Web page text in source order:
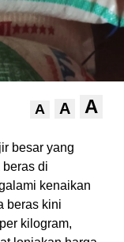
A A A
besar yang
di
kenaikan
beras kini
kilogram,